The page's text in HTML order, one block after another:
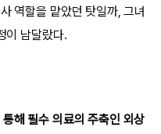
역할을 맡았던 탓일까, 그녀
이 남달랐다.
해 필수 의료의 주축인 외상